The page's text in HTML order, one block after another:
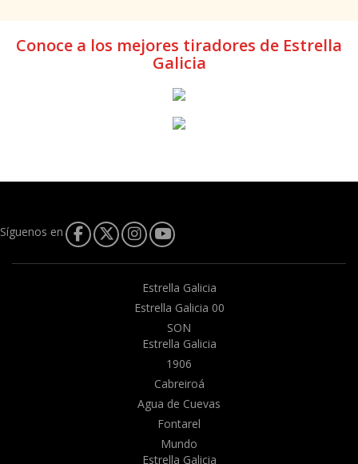
Conoce a los mejores tiradores de Estrella
Galicia
Síguenos en
Estrella Galicia
Estrella Galicia 00
SON
Estrella Galicia
1906
Cabreiroá
Agua de Cuevas
Fontarel
Mundo
Estrella Galicia